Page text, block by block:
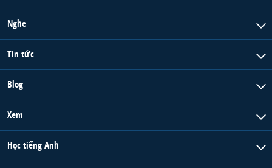
Nghe
Tin tức
Blog
Xem
Học tiếng Anh